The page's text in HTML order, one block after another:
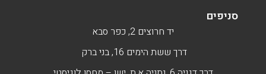
סניפים
יד חרוצים 2, כפר סבא
דרך ששת הימים 16, בני ברק